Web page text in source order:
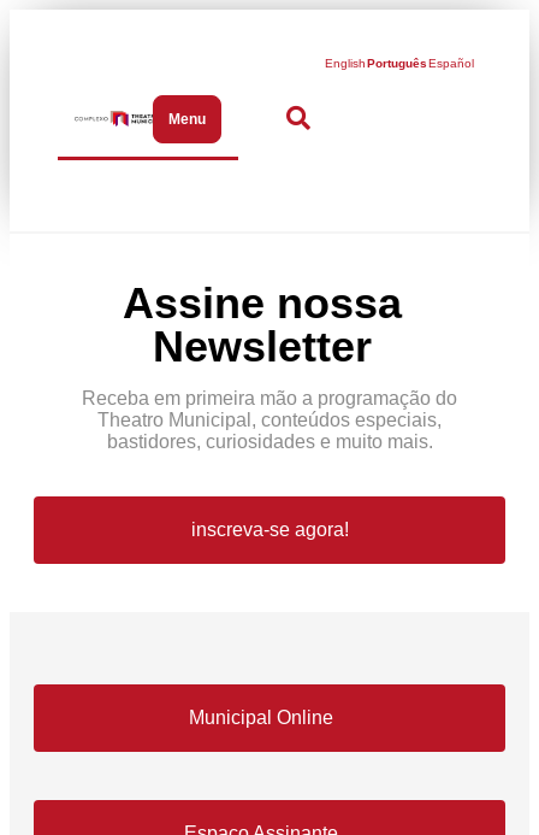
MenuAbrir menu de navegação
EnglishPortuguêsEspañol
Assine nossa
Newsletter
Receba em primeira mão a programação do
Theatro Municipal, conteúdos especiais,
bastidores, curiosidades e muito mais.
inscreva-se agora!
Municipal Online